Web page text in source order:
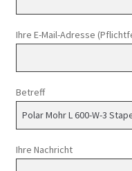
Ihre E-Mail-Adresse
Betreff
Ihre Nachricht